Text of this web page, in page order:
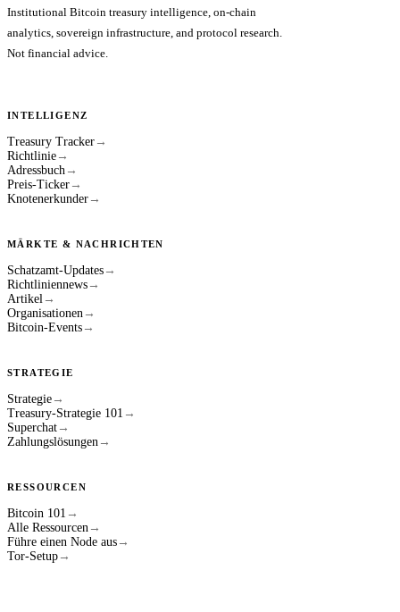
Institutional Bitcoin treasury intelligence, on-chain
analytics, sovereign infrastructure, and protocol research.
Not financial advice.
INTELLIGENZ
Treasury Tracker →
Richtlinie →
Adressbuch →
Preis-Ticker →
Knotenerkunder →
MÄRKTE & NACHRICHTEN
Schatzamt-Updates →
Richtliniennews →
Artikel →
Organisationen →
Bitcoin-Events →
STRATEGIE
Strategie →
Treasury-Strategie 101 →
Superchat →
Zahlungslösungen →
RESSOURCEN
Bitcoin 101 →
Alle Ressourcen →
Führe einen Node aus →
Tor-Setup →